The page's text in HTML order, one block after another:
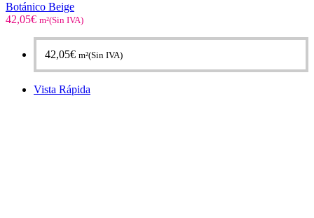
Botánico Beige
42,05€ m²(Sin IVA)
42,05€ m²(Sin IVA)
Vista Rápida